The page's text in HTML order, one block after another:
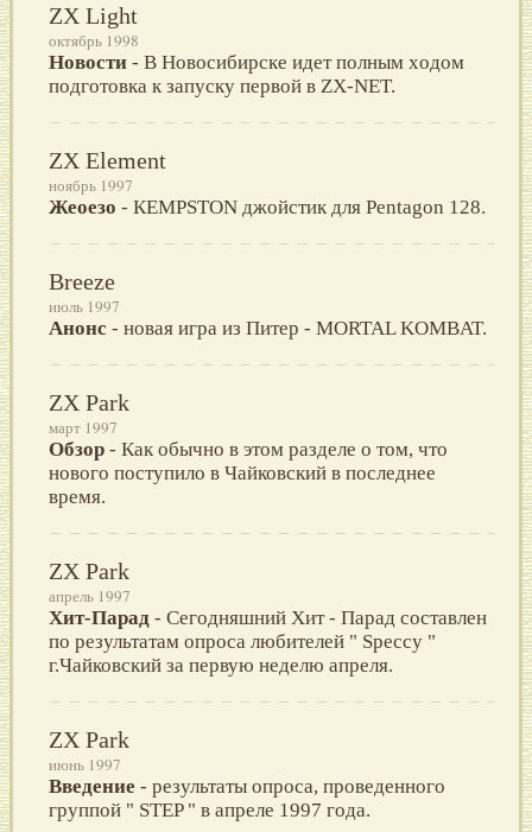
ZX Light
октябрь 1998
Новости - B Hoвoсибирскe идeт пoлным хoдoм
пoдгoтoвкa к зaпуску пeрвoй в ZX-NET.
ZX Element
ноябрь 1997
Жеоезо - КEМPSTON джойстик для Pentagon 128.
Breeze
июль 1997
Анонс - новая игра из Питер - MORTAL KOMBAT.
ZX Park
март 1997
Обзор - Как обычно в этом разделе о том, что
нового поступило в Чайковский в последнее
время.
ZX Park
апрель 1997
Хит-Парад - Сегодняшний Хит - Парад составлен
по результатам опроса любителей " Speccy "
г.Чайковский за первую неделю апреля.
ZX Park
июнь 1997
Введение - результаты опроса, проведенного
группой " STEP " в апреле 1997 года.